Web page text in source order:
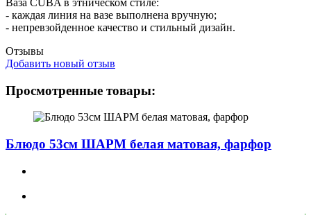
- каждая линия на вазе выполнена вручную;
- непревзойденное качество и стильный дизайн.
Отзывы
Добавить новый отзыв
Просмотренные товары:
Блюдо 53см ШАРМ белая матовая, фарфор